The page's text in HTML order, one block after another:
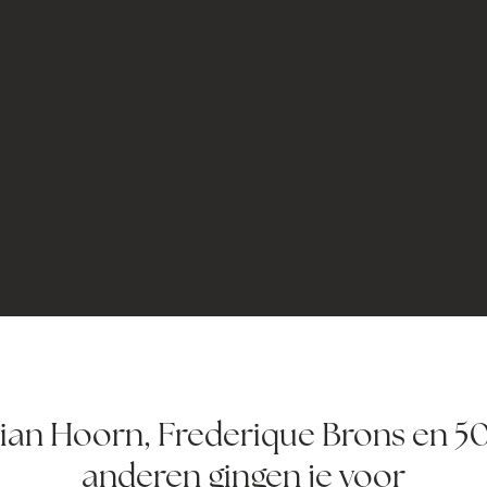
Hoorn, Frederique Brons en
anderen gingen je voor